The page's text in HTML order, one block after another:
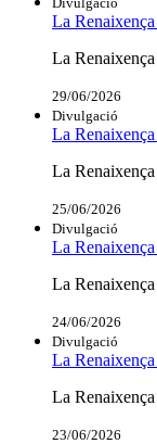
La
La Renaixença
29/06/2026
Divulgació
La
La Renaixença
25/06/2026
Divulgació
La
La Renaixença
24/06/2026
Divulgació
La
La Renaixença
23/06/2026